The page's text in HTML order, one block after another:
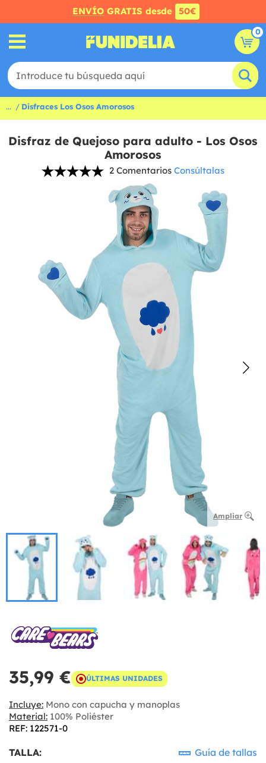
ENVÍO GRATIS desde 50€
0
... Disfraces Los Osos Amorosos
Disfraz de Quejoso para adulto - Los Osos
Amorosos
2 Comentarios Consúltalas
Ampliar
35,99 € ÚLTIMAS UNIDADES
Incluye: Mono con capucha y manoplas
Material: 100% Poliéster
REF: 122571-0
TALLA: Guía de tallas